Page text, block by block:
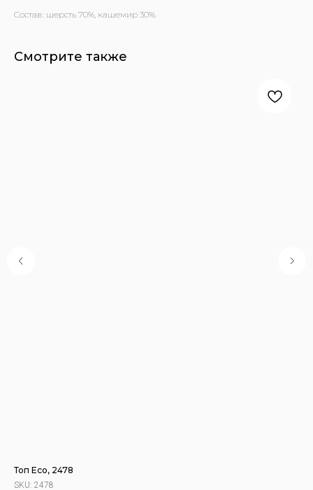
Состав: шерсть 70%, кашемир 30%.
Смотрите также
Топ Eco, 2478
SKU: 2478